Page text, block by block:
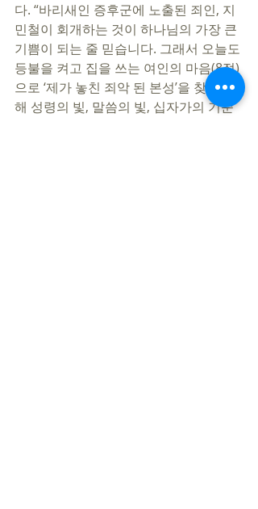
다. “바리새인 증후군에 노출된 죄인, 지
민철이 회개하는 것이 하나님의 가장 큰
기쁨이 되는 줄 믿습니다. 그래서 오늘도
등불을 켜고 집을 쓰는 여인의 마음(8절)
으로 ‘제가 놓친 죄악 된 본성’을 찾기 위
해 성령의 빛, 말씀의 빛, 십자가의 기준